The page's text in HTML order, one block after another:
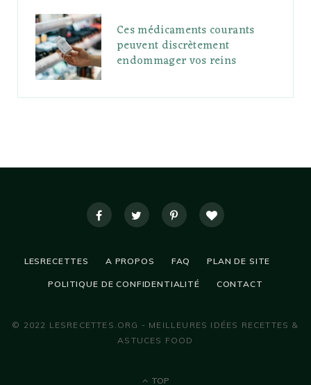
Ces médicaments courants
peuvent discrètement
endommager vos reins
LESRECETTES A PROPOS FAQ PLAN DE SITE
POLITIQUE DE CONFIDENTIALITÉ CONTACT
© 2022 LESRECETTES.ORG - MEILLEURES IDÉES RECETTES &
ASTUCES FOOD
TOP